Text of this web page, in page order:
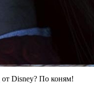
от Disney? По коням!